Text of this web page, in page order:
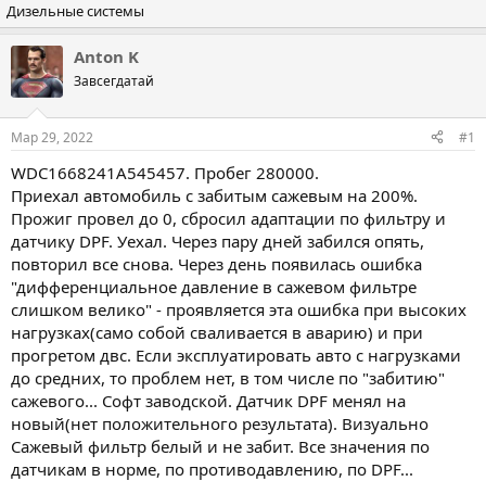
т
о
р
т
е
м
т
а
н
а
ч
а
Дизельные системы
Anton K
Завсегдатай
Мар 29, 2022 #1
WDC1668241A545457. Пробег 280000.
Приехал автомобиль с забитым сажевым на 200%.
Прожиг провел до 0, сбросил адаптации по фильтру и
датчику DPF. Уехал. Через пару дней забился опять,
повторил все снова. Через день появилась ошибка
"дифференциальное давление в сажевом фильтре
слишком велико" - проявляется эта ошибка при высоких
нагрузках(само собой сваливается в аварию) и при
прогретом двс. Если эксплуатировать авто с нагрузками
до средних, то проблем нет, в том числе по "забитию"
сажевого... Софт заводской. Датчик DPF менял на
новый(нет положительного результата). Визуально
Сажевый фильтр белый и не забит. Все значения по
датчикам в норме, по противодавлению, по DPF...